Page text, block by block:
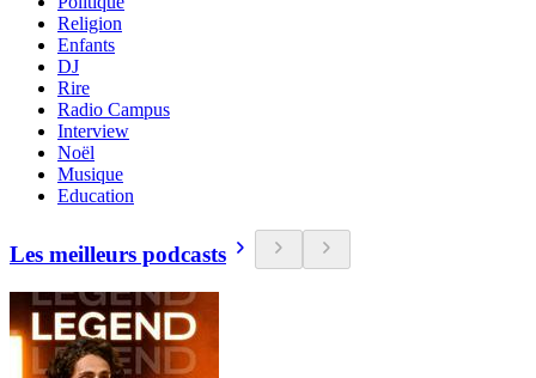
Religion
Enfants
DJ
Rire
Radio Campus
Interview
Noël
Musique
Education
Les meilleurs podcasts